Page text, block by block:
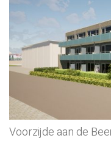
Voorzijde aan de